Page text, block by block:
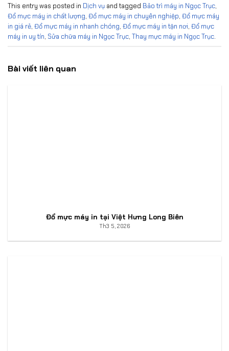
This entry was posted in Dịch vụ and tagged Bảo trì máy in Ngọc Trục,
Đổ mực máy in chất lượng, Đổ mực máy in chuyên nghiệp, Đổ mực máy
in giá rẻ, Đổ mực máy in nhanh chóng, Đổ mực máy in tận nơi, Đổ mực
máy in uy tín, Sửa chữa máy in Ngọc Trục, Thay mực máy in Ngọc Trục.
Bài viết liên quan
Đổ mực máy in tại Việt Hưng Long Biên
Th3 5, 2026